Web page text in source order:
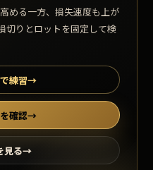
める一方、損失速度も上が
切りとロットを固定して検
練習→
確認→
見る→